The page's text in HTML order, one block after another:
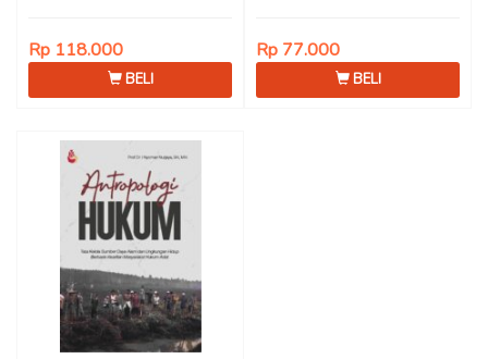
Rp 118.000
BELI
Rp 77.000
BELI